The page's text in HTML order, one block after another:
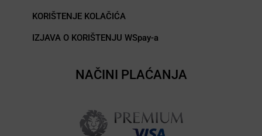
KORIŠTENJE KOLAČIĆA
IZJAVA O KORIŠTENJU WSpay-a
NAČINI PLAĆANJA